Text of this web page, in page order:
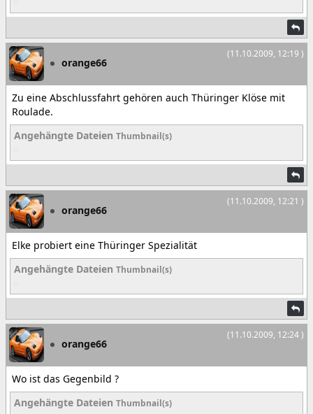
(11.10.2009, 12:19 )
orange66
Zu eine Abschlussfahrt gehören auch Thüringer Klöse mit
Roulade.
Angehängte Dateien Thumbnail(s)
(11.10.2009, 12:21 )
orange66
Elke probiert eine Thüringer Spezialität
Angehängte Dateien Thumbnail(s)
(11.10.2009, 12:24 )
orange66
Wo ist das Gegenbild ?
Angehängte Dateien Thumbnail(s)